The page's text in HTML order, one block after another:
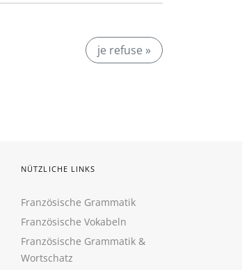
je refuse »
NÜTZLICHE LINKS
Französische Grammatik
Französische Vokabeln
Französische Grammatik &
Wortschatz